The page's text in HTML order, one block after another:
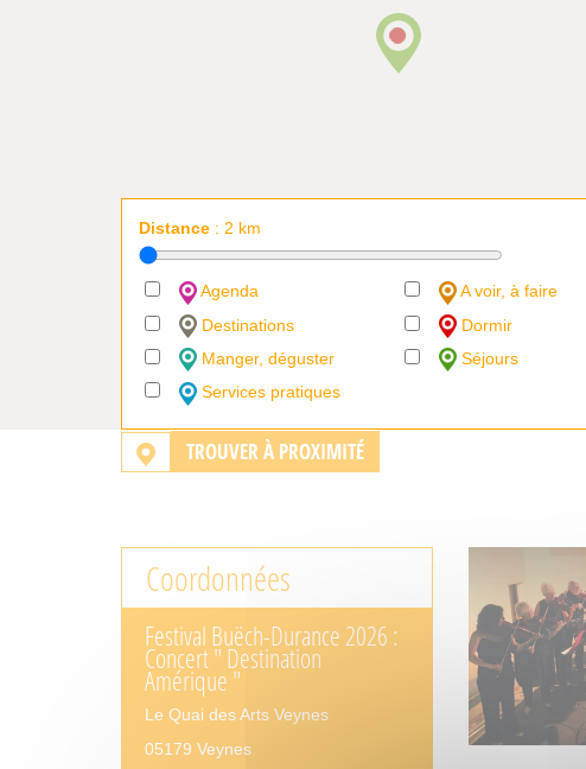
TROUVER À PROXIMITÉ
Distance : 2 km
Agenda
A voir, à faire
Destinations
Dormir
Manger, déguster
Séjours
Services pratiques
Coordonnées
Festival Buëch-Durance 2026 :
Concert " Destination
Amérique "
Le Quai des Arts Veynes
05179 Veynes